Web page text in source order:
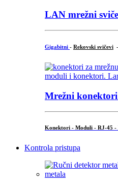
LAN mrežni
Gigabitni - Rekovski svičevi -
Mrežni
Konektori - Moduli - RJ-45 -
Kontrola pristupa